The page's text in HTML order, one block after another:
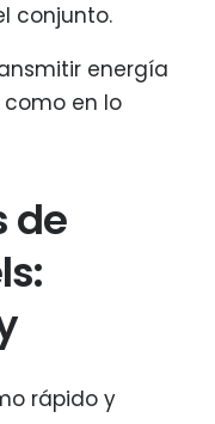
conjunto.
energía
en lo
de
rápido y